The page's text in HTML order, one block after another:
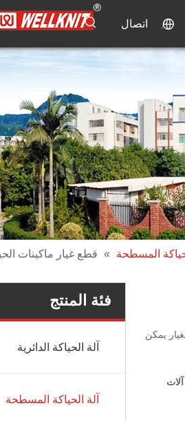
اتصال
المسطحة » قطع غيار ماكينات
فئة المنتج
آلة الحياكة الدائرية
آلة الحياكة المسطحة
يمكن